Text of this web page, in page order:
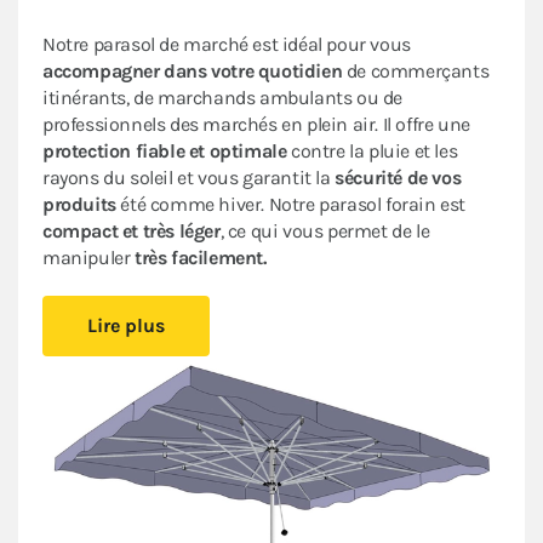
Notre parasol de marché est idéal pour vous
accompagner dans votre quotidien de commerçants
itinérants, de marchands ambulants ou de
professionnels des marchés en plein air. Il offre une
protection fiable et optimalecontre la pluie et les
rayons du soleil et vous garantit la sécurité de vos
produitsété comme hiver. Notre parasol forain est
compact et très léger, ce qui vous permet de le
manipulertrès facilement.
qualité supérieure
robustesse. Avec sa solide
sa poignée ergonomique,vous vous adapterez
rapidement, et en toute sécurité, aux conditions
climatiques changeantes. Sa toile en polyester avec
enduction acrylique 300g/m² est100%imperméable
aux UV.
Lire plus